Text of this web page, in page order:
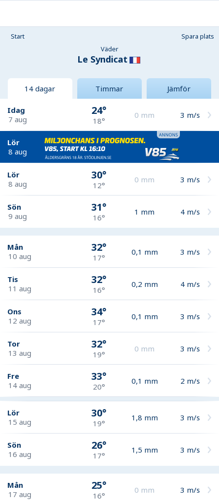
Start
Spara plats
Väder
Le Syndicat
14 dagar Timmar Jämför
Idag
7 aug
24°
18°
0 mm 3 m/s
Lör
8 aug
Lör
8 aug
30°
12°
0 mm 3 m/s
Sön
9 aug
31°
16°
1 mm 4 m/s
Mån
10 aug
32°
17°
0,1 mm 3 m/s
Tis
11 aug
32°
16°
0,2 mm 4 m/s
Ons
12 aug
34°
17°
0,1 mm 3 m/s
Tor
13 aug
32°
19°
0 mm 3 m/s
Fre
14 aug
33°
20°
0,1 mm 2 m/s
Lör
15 aug
30°
19°
1,8 mm 3 m/s
Sön
16 aug
26°
17°
1,5 mm 3 m/s
Mån
17 aug
25°
16°
0 mm 3 m/s